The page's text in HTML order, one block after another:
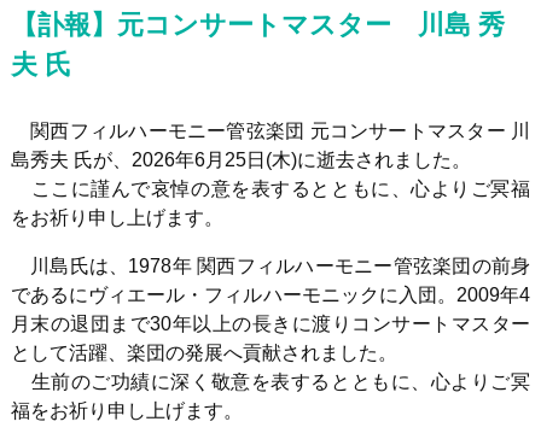
【訃報】元コンサートマスター 川島 秀
夫 氏
関西フィルハーモニー管弦楽団 元コンサートマスター 川
島秀夫 氏が、2026年6月 25日(木)に逝去されました。
ここに謹んで哀悼の意を表するとともに、心よりご冥福
をお祈り申し上げます。
川島氏は、 1978年 関西フィルハーモニー管弦楽団の前身
であるにヴィエール・フィルハーモニックに入団。2009年4
月末の退団まで30年以上の長きに渡りコンサートマスター
として活躍、楽団の発展へ貢献されました。
生前のご功績に深く敬意を表するとともに、心よりご冥
福をお祈り申し上げます。